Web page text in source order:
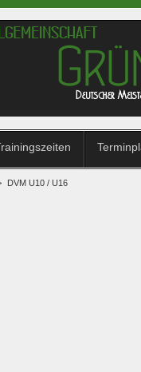
DVM U10 / U16